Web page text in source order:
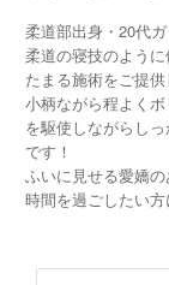
柔道部出身・20代ガ
柔道の寝技のよう
たまる施術をご提供
小柄ながら程よく
を駆使しながらし
です！
ふいに見せる愛嬌
時間を過ごしたい方